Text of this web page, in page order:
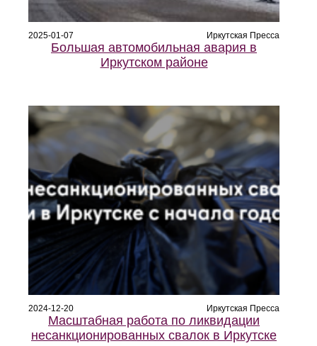
2025-01-07 Иркутская Пресса
Большая автомобильная авария в
Иркутском районе
2024-12-20 Иркутская Пресса
Масштабная работа по ликвидации
несанкционированных свалок в Иркутске